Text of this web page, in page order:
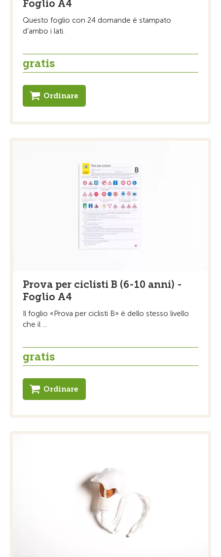
Foglio A4
Questo foglio con 24 domande è stampato
d'ambo i lati.
gratis
Ordinare
Prova per ciclisti B (6-10 anni) -
Foglio A4
Il foglio «Prova per ciclisti B» è dello stesso livello
che il ...
gratis
Ordinare